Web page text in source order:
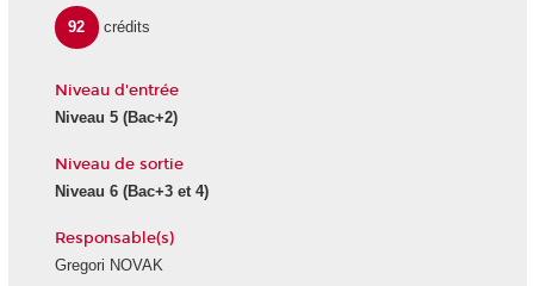
92 crédits
Niveau d'entrée
Niveau 5(Bac+2)
Niveau de sortie
Niveau 6(Bac+3 et 4)
Responsable(s)
Gregori NOVAK